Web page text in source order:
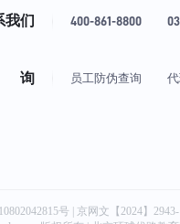
我们 400-861-8800
询 员工防伪查询
号
| 京网文【2024】